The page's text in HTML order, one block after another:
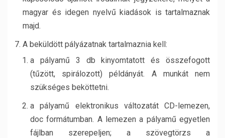
magyar és idegen nyelvű kiadások is tartalmaznak
majd.
A beküldött pályázatnak tartalmaznia kell:
a pályamű 3 db kinyomtatott és összefogott
(tűzött, spirálozott) példányát. A munkát nem
szükséges beköttetni.
a pályamű elektronikus változatát CD-lemezen,
doc formátumban. A lemezen a pályamű egyetlen
fájlban szerepeljen; a szövegtörzs a